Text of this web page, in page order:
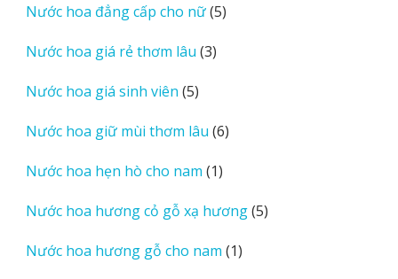
Nước hoa đẳng cấp cho nữ 55
Nước hoa giá rẻ thơm lâu 33
Nước hoa giá sinh viên 55
phẩm
Nước hoa giữ mùi thơm lâu 66
Nước hoa hẹn hò cho nam 11
phẩm
Nước hoa hương cỏ gỗ xạ hương 55
Nước hoa hương gỗ cho nam 11